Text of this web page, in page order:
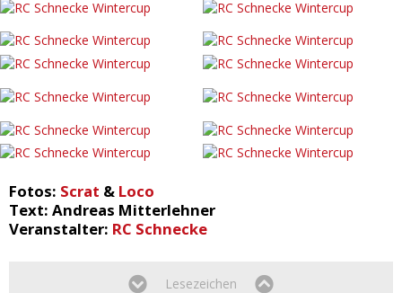
Fotos: Scrat & Loco
Text: Andreas Mitterlehner
Veranstalter: RC Schnecke
Lesezeichen